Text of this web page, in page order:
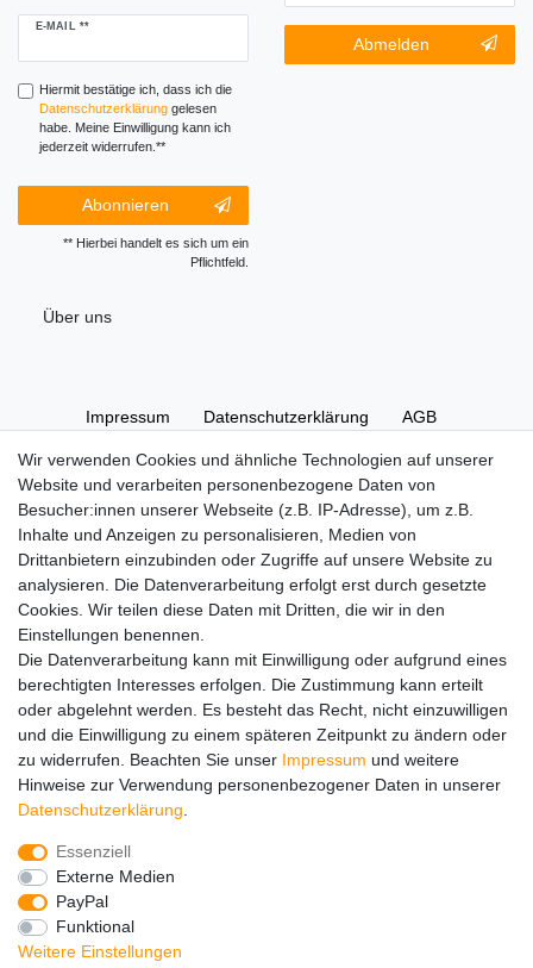
E-MAIL **
Newsletter
Hiermit bestätige ich, dass ich die
Daten­schutz­erklärunggelesen
habe. Meine Einwilligung kann ich
jederzeit widerrufen.**
Abonnieren
** Hierbei handelt es sich um ein
Pflichtfeld.
Newsletter-
Abmeldung
Abmelden
Wir verwenden Cookies und ähnliche Technologien auf unserer
Website und verarbeiten personenbezogene Daten von
Besucher:innen unserer Webseite (z.B. IP-Adresse), um z.B.
Inhalte und Anzeigen zu personalisieren, Medien von
Drittanbietern einzubinden oder Zugriffe auf unsere Website zu
analysieren. Die Datenverarbeitung erfolgt erst durch gesetzte
Cookies. Wir teilen diese Daten mit Dritten, die wir in den
Einstellungen benennen.
Die Datenverarbeitung kann mit Einwilligung oder aufgrund eines
berechtigten Interesses erfolgen. Die Zustimmung kann erteilt
oder abgelehnt werden. Es besteht das Recht, nicht einzuwilligen
und die Einwilligung zu einem späteren Zeitpunkt zu ändern oder
zu widerrufen. Beachten Sie unser Impressum und weitere
Hinweise zur Verwendung personenbezogener Daten in unserer
Daten­schutz­erklärung
Essenziell
Externe Medien
PayPal
Funktional
Weitere Einstellungen
Über uns
Impressum Daten­schutz­erklärung AGB
Widerrufs­recht Vertrag widerrufen Kontakt
Hinweise zur Batterieentsorgung
Im Zusammenhang mit dem Vertrieb von Batterien oder mit
der Lieferung von Geräten, die Batterien enthalten, sind wir
verpflichtet, Sie auf folgendes hinzuweisen:
Sie sind zur Rückgabe gebrauchter Batterien als Endnutzer
gesetzlich verpflichtet. Sie können Altbatterien, die wir als
Neubatterien im Sortiment führen oder geführt haben,
unentgeltlich an unserem Versandlager (Versandadresse)
zurückgeben. Die auf den Batterien abgebildeten Symbole
haben folgende Bedeutung:
Das Symbol der durchgekreuzten Mülltonne bedeutet, dass
die Batterie nicht in den Hausmüll gegeben werden darf.
Pb = Batterie enthält mehr als 0,004 Masseprozent Blei
Cd = Batterie enthält mehr als 0,002 Masseprozent
Cadmium
Hg = Batterie enthält mehr als 0,0005 Masseprozent